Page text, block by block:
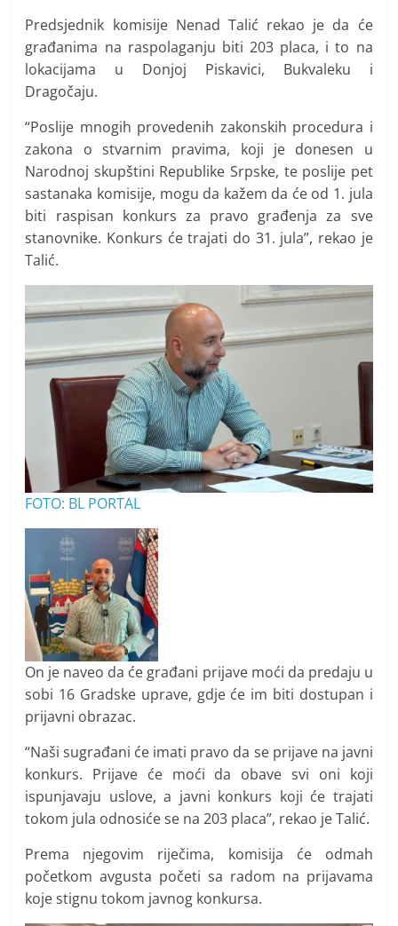
s
t
i
Predsjednik komisije Nenad Talić rekao je da će
građanima na raspolaganju biti 203 placa, i to na
lokacijama u Donjoj Piskavici, Bukvaleku i
Dragočaju.
“Poslije mnogih provedenih zakonskih procedura i
zakona o stvarnim pravima, koji je donesen u
Narodnoj skupštini Republike Srpske, te poslije pet
sastanaka komisije, mogu da kažem da će od 1. jula
biti raspisan konkurs za pravo građenja za sve
stanovnike. Konkurs će trajati do 31. jula”, rekao je
Talić.
FOTO: BL PORTAL
On je naveo da će građani prijave moći da predaju u
sobi 16 Gradske uprave, gdje će im biti dostupan i
prijavni obrazac.
“Naši sugrađani će imati pravo da se prijave na javni
konkurs. Prijave će moći da obave svi oni koji
ispunjavaju uslove, a javni konkurs koji će trajati
tokom jula odnosiće se na 203 placa”, rekao je Talić.
Prema njegovim riječima, komisija će odmah
početkom avgusta početi sa radom na prijavama
koje stignu tokom javnog konkursa.